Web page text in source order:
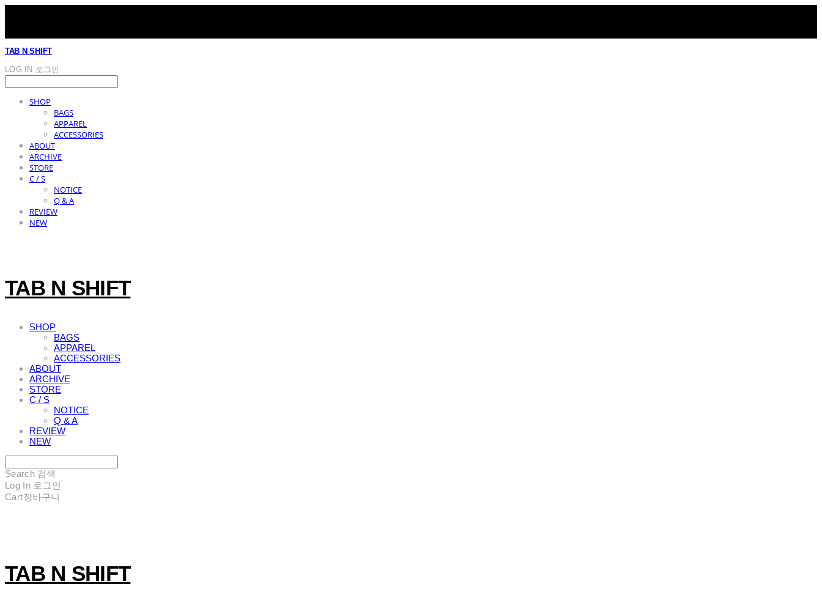
TAB N SHIFT
LOG IN 로그인
SHOP
BAGS
APPAREL
ACCESSORIES
ABOUT
ARCHIVE
STORE
C / S
NOTICE
Q & A
REVIEW
NEW
TAB N SHIFT
SHOP
BAGS
APPAREL
ACCESSORIES
ABOUT
ARCHIVE
STORE
C / S
NOTICE
Q & A
REVIEW
NEW
Search 검색
Log In 로그인
Cart장바구니
TAB N SHIFT